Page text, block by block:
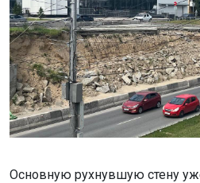
Основную рухнувшую стену